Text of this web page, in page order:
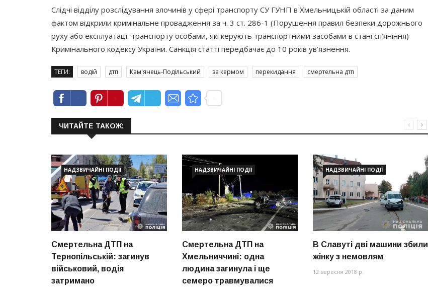
Слідчі відділу розслідування злочинів у сфері транспорту СУ ГУНП в Хмельницькій області за даним
фактом відкрили кримінальне провадження за ч. 3 ст. 286-1 (Порушення правил безпеки дорожнього
руху або експлуатації транспорту особами, які керують транспортними засобами в стані сп’яніння)
Кримінального кодексу України. Санкція статті передбачає до 10 років ув’язнення.
ТЕГИ: водій дтп Кам'янець-Подільський за кермом перекидання смертельна дтп
ЧИТАЙТЕ ТАКОЖ:
НАДЗВИЧАЙНІ ПОДІЇ
Смертельна ДТП на
Тернопільській: загинув
військовий, водія
затримано
НАДЗВИЧАЙНІ ПОДІЇ
Смертельна ДТП на
Хмельниччині: одна
людина загинула і ще
семеро травмувалися
НАДЗВИЧАЙНІ ПОДІЇ
В Славуті дві машини збили
жінку з немовлям
12 вересня 2018 р.